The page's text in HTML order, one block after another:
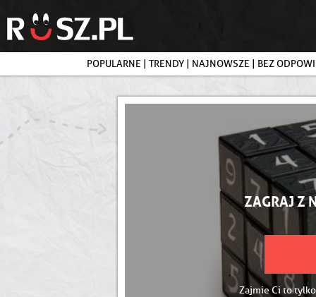
POPULARNE | TRENDY | NAJNOWSZE | BEZ
ZAGRAJ Z
Zajmie Ci to